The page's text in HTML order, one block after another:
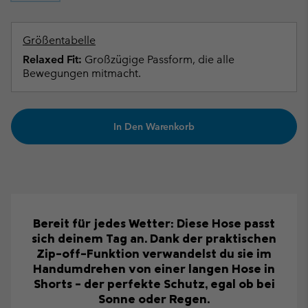
Größentabelle
Relaxed Fit: Großzügige Passform, die alle
Bewegungen mitmacht.
In Den Warenkorb
Bereit für jedes Wetter: Diese Hose passt
sich deinem Tag an. Dank der praktischen
Zip-off-Funktion verwandelst du sie im
Handumdrehen von einer langen Hose in
Shorts – der perfekte Schutz, egal ob bei
Sonne oder Regen.